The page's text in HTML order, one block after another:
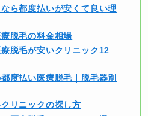
ら都度払いが安くて良い理
脱毛の料金相場
脱毛が安いクリニック12
度払い医療脱毛｜脱毛器別
リニックの探し方